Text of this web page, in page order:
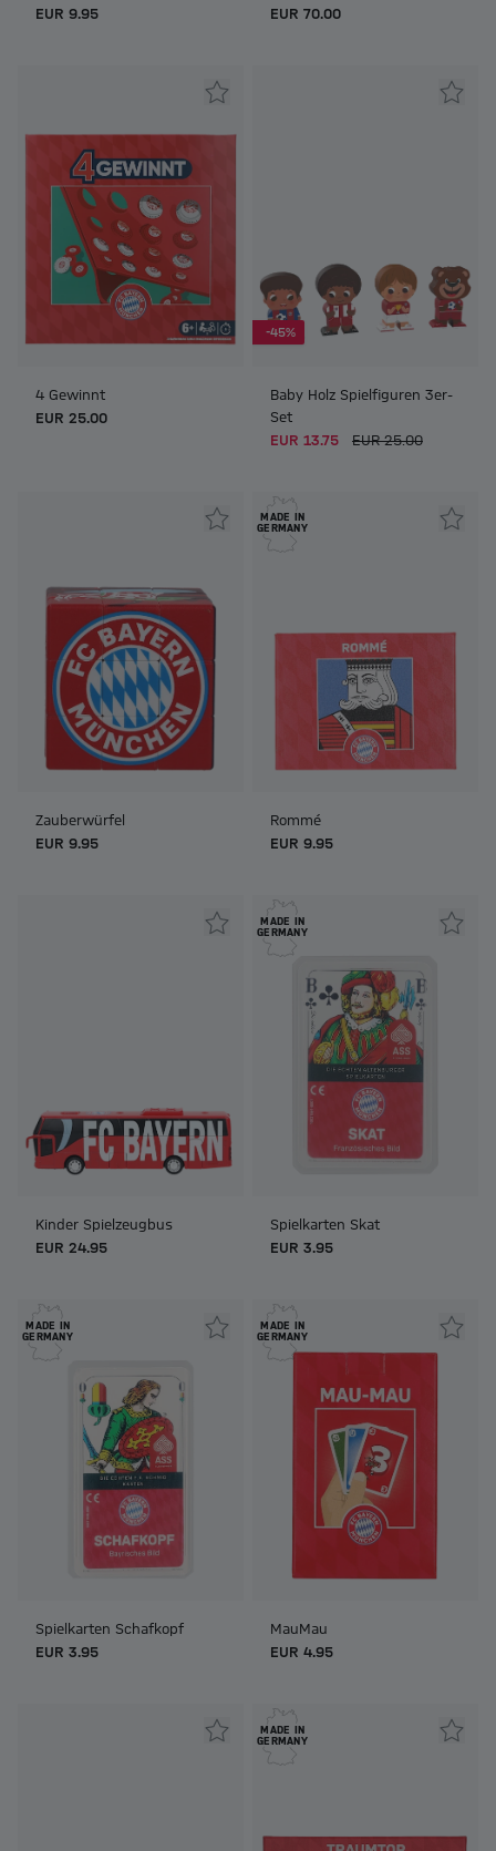
EUR 9.95
EUR 70.00
4 Gewinnt
EUR 25.00
-45%
Baby Holz Spielfiguren 3er-
Set
EUR 13.75
EUR 25.00
Zauberwürfel
EUR 9.95
MADE IN
GERMANY
Rommé
EUR 9.95
Kinder Spielzeugbus
EUR 24.95
MADE IN
GERMANY
Spielkarten Skat
EUR 3.95
MADE IN
GERMANY
Spielkarten Schafkopf
EUR 3.95
MADE IN
GERMANY
MauMau
EUR 4.95
MADE IN
GERMANY